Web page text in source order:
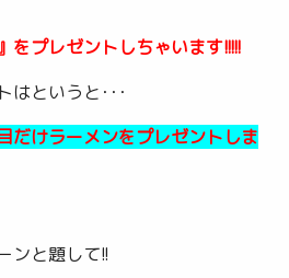
をプレゼントしちゃいます!!!!!
はというと･･･
だけラーメンをプレゼントしま
ンと題して!!